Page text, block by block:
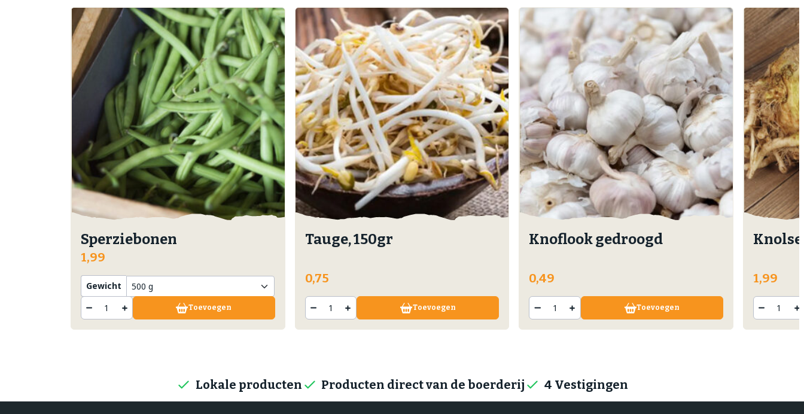
Sperziebonen
1,99
Gewicht
Toevoegen
Tauge, 150gr
0,75
Toevoegen
Knoflook gedroogd
0,49
Toevoegen
1,99
Lokale producten Producten direct van de boerderij 4 Vestigingen